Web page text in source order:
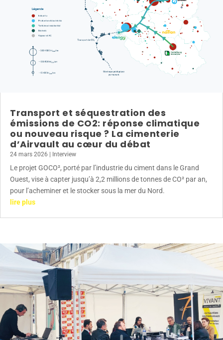
Transport et séquestration des
émissions de CO2: réponse climatique
ou nouveau risque ? La cimenterie
d’Airvault au cœur du débat
24 mars 2026 | Interview
Le projet GOCO², porté par l’industrie du ciment dans le Grand
Ouest, vise à capter jusqu’à 2,2 millions de tonnes de CO² par an,
pour l’acheminer et le stocker sous la mer du Nord.
lire plus